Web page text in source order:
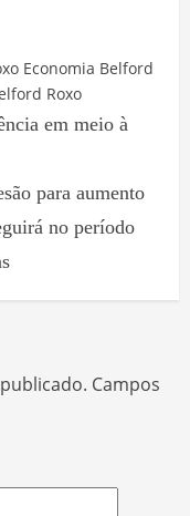
Economia Belford
Roxo
em meio à
para aumento
no período
Campos